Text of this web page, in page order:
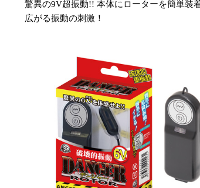
驚異の9V超振動!! 本体にローターを簡単装
広がる振動の刺激！